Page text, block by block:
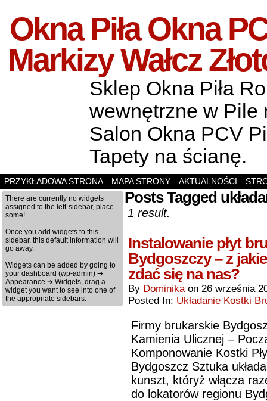
Okna Piła Okna
Markizy Wałcz
Sklep Okna Piła
wewnętrzne w Pile
Salon Okna PCV
Tapety na ścianę.
PRZYKŁADOWA STRONA MAPA STRONY AKTUALNOŚCI
There are currently no widgets
assigned to the left-sidebar, place
some!
Once you add widgets to this
sidebar, this default information will
go away.
Widgets can be added by going to
your dashboard (wp-admin) ➔
Appearance ➔ Widgets, drag a
widget you want to see into one of
the appropriate sidebars.
Posts Tagged
1 result.
Instalowanie płyt
Bydgoszczy – z
zdać się na nas?
By Dominika on 26 września
Posted In: Układanie Kostki
Firmy brukarskie
Kamienia Ulicznej –
Komponowanie Kostki
Bydgoszcz Sztuka
kunszt, któryż włącza
do lokatorów regionu